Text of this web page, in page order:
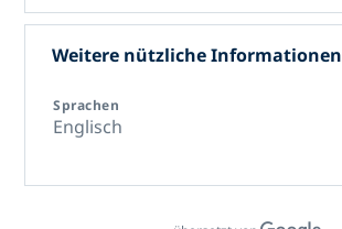
Weitere nützliche Informationen
Sprachen
Englisch